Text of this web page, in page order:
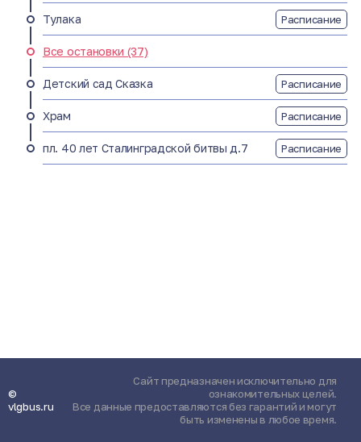
Тулака Расписание
Все остановки (37)
Детский сад Сказка Расписание
Храм Расписание
пл. 40 лет Сталинградской битвы д.7 Расписание
©
vlgbus.ru
Сайт предназначен исключительно для
ознакомительных целей.
Все данные предоставляются без гарантий и могут
быть изменены в любое время.